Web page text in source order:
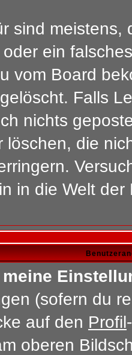
sind
ein
vom Board
Falls
nichts
löschen, die
in die Welt der
(sofern du
auf den Profil
oberen